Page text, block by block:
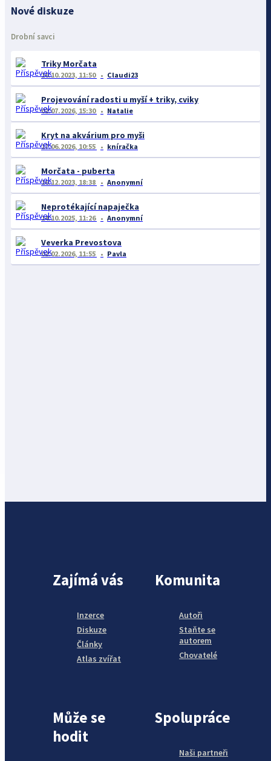
Nové diskuze
Drobní savci
Triky Morčata
16.10.2023, 11:50 Claudi23
Projevování radosti u myší + triky, cviky
02.07.2026, 15:30 Natalie
Kryt na akvárium pro myši
17.06.2026, 10:55 kníračka
Morčata - puberta
16.12.2023, 18:38 Anonymní
Neprotékající napaječka
14.10.2025, 11:26 Anonymní
Veverka Prevostova
02.02.2026, 11:55 Pavla
Zajímá vás
Inzerce
Diskuze
Články
Atlas zvířat
Komunita
Autoři
Staňte se
autorem
Chovatelé
Může se
hodit
Spolupráce
Naši partneři